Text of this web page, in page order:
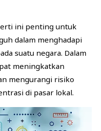
ini penting untuk
dalam menghadapi
suatu negara. Dalam
meningkatkan
mengurangi risiko
di pasar lokal.